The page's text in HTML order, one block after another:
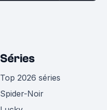
Séries
Top 2026 séries
Spider-Noir